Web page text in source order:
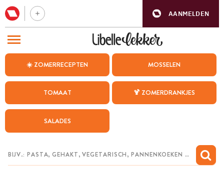
AANMELDEN
☀️ ZOMERRECEPTEN MOSSELEN
TOMAAT 🍹 ZOMERDRANKJES
SALADES
BEZOEK ONZE ANDERE WEBSITES
WEEKMENU
CHAT MET MAIA
MIJN BEWAARDE RECEPTEN